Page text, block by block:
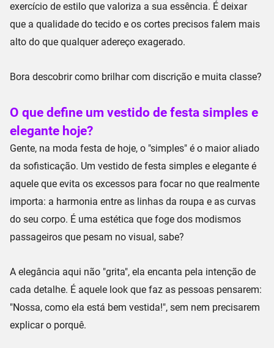
exercício de estilo que valoriza a sua essência. É deixar
que a qualidade do tecido e os cortes precisos falem mais
alto do que qualquer adereço exagerado.
Bora descobrir como brilhar com discrição e muita classe?
O que define um vestido de festa simples e
elegante hoje?
Gente, na moda festa de hoje, o "simples" é o maior aliado
da sofisticação. Um vestido de festa simples e elegante é
aquele que evita os excessos para focar no que realmente
importa: a harmonia entre as linhas da roupa e as curvas
do seu corpo. É uma estética que foge dos modismos
passageiros que pesam no visual, sabe?
A elegância aqui não "grita", ela encanta pela intenção de
cada detalhe. É aquele look que faz as pessoas pensarem:
"Nossa, como ela está bem vestida!", sem nem precisarem
explicar o porquê.